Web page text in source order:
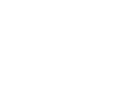
der Vorjahre wieder